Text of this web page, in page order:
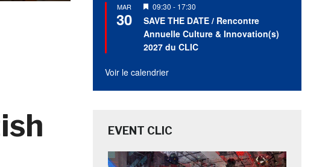
MAR
30
Mis
en
avant
09:30 - 17:30
SAVE THE DATE / Rencontre
Annuelle Culture & Innovation(s)
2027 du CLIC
Voir le calendrier
EVENT CLIC